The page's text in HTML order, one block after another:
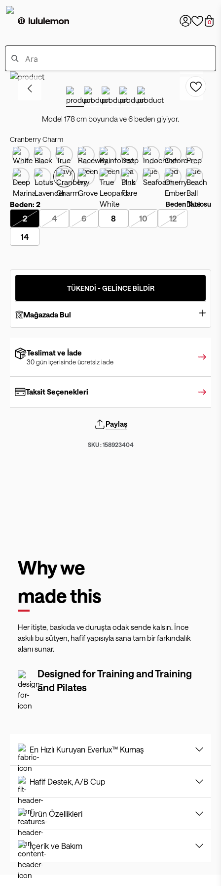
0
Model 178 cm boyunda ve 6 beden giyiyor.
Cranberry Charm
Beden: 2 Beden Tablosu
2 4 6 8 10
12
14
TÜKENDİ - GELİNCE BİLDİR
Mağazada Bul
Teslimat ve İade
30 gün içerisinde ücretsiz iade
Taksit Seçenekleri
Paylaş
SKU :158923404
Why we
made this
Her itişte, baskıda ve duruşta odak sende kalsın. İnce
askılı bu sütyen, hafif yapısıyla sana tam bir farkındalık
alanı sunar.
Designed forTraining and Training
and Pilates
En Hızlı Kuruyan Everlux™ Kumaş
Hafif Destek, A/B Cup
Ürün Özellikleri
İçerik ve Bakım